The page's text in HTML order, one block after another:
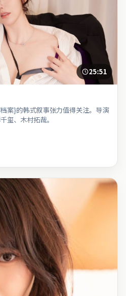
25:51
案}的韩式叙事张力值得关注。导演
玺、木村拓哉。